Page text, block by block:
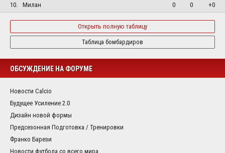
10.
Милан 0 0 +0
Открыть полную таблицу
Таблица бомбардиров
ОБСУЖДЕНИЕ НА ФОРУМЕ
Новости Calcio
Будущее Усиление 2.0
Дизайн новой формы
Предсезонная Подготовка / Тренировки
Франко Барези
Новости футбола со всего мира